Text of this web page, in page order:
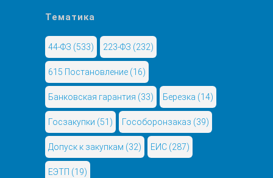
Тематика
44-ФЗ (533) 223-ФЗ (232)
615 Постановление (16)
Банковская гарантия (33) Березка (14)
Госзакупки (51) Гособоронзаказ (39)
Допуск к закупкам (32) ЕИС (287)
ЕЭТП (19)